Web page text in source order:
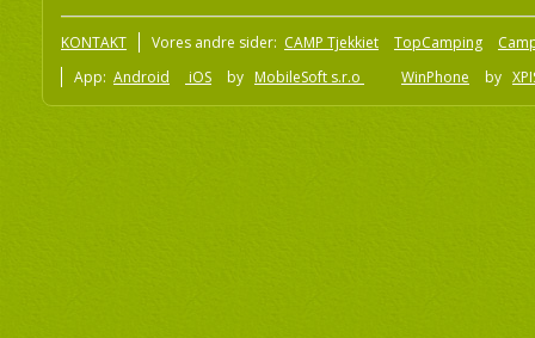
KONTAKT Vores andre sider: CAMP Tjekkiet TopCamping
App: Android iOS by MobileSoft s.r.o WinPhone by